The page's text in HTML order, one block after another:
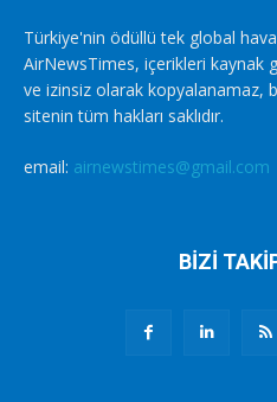
Türkiye'nin ödüllü tek global
AirNewsTimes, içerikleri kaynak
ve izinsiz olarak kopyalanamaz,
sitenin tüm hakları saklıdır.
email: airnewstimes@gmail.com
BİZİ